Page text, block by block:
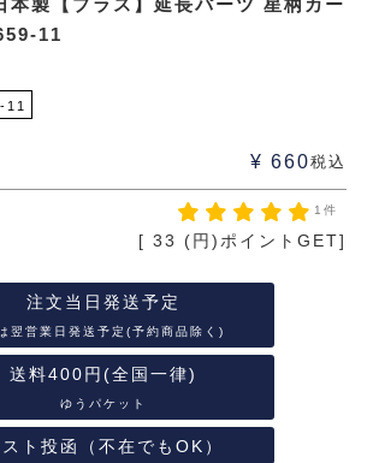
本製【プラス】延長パーツ 星柄カー
11
11
¥ 660税込
1件
[ 33 (円)ポイントGET]
注文当日発送予定
翌営業日発送予定(予約商品除く)
送料400円(全国一律)
ゆうパケット
ト投函（不在でもOK）